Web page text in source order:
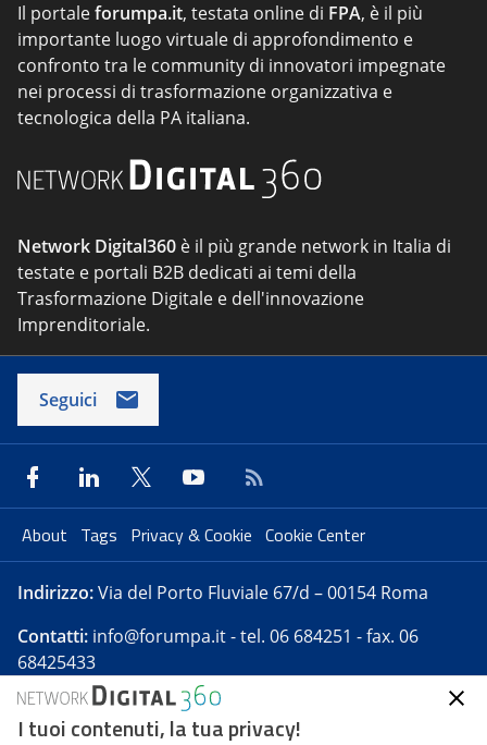
Il portaleforumpa.it, testata online di FPA, è il più
importante luogo virtuale di approfondimento e
confronto tra le community di innovatori impegnate
nei processi di trasformazione organizzativa e
tecnologica della PA italiana.
Network Digital360 è il più grande network in Italia di
testate e portali B2B dedicati ai temi della
Trasformazione Digitale e dell'innovazione
Imprenditoriale.
Seguici
About Tags Privacy & Cookie Cookie Center
Indirizzo:Via del Porto Fluviale 67/d – 00154 Roma
Contatti: info@forumpa.it- tel. 06 684251 - fax. 06
68425433
Forumpa.itè una pubblicazione telematica iscritta
I tuoi contenuti, la tua privacy!